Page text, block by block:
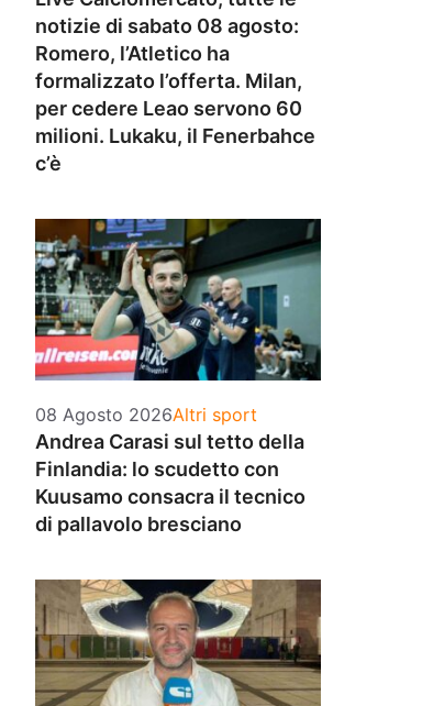
notizie di sabato 08 agosto:
Romero, l’Atletico ha
formalizzato l’offerta. Milan,
per cedere Leao servono 60
milioni. Lukaku, il Fenerbahce
c’è
08 Agosto 2026Categorie
Altri sport
Andrea Carasi sul tetto della
Finlandia: lo scudetto con
Kuusamo consacra il tecnico
di pallavolo bresciano